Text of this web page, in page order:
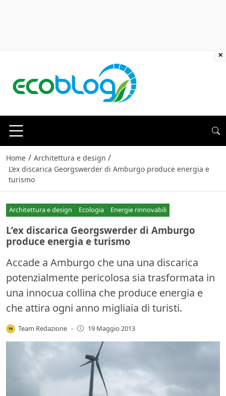
Home / Architettura e design /
L’ex discarica Georgswerder di Amburgo produce energia e
turismo
Architettura e design Ecologia Energie rinnovabili
L’ex discarica Georgswerder di Amburgo
produce energia e turismo
Accade a Amburgo che una una discarica
potenzialmente pericolosa sia trasformata in
una innocua collina che produce energia e
che attira ogni anno migliaia di turisti.
Team Redazione - 19 Maggio 2013
×